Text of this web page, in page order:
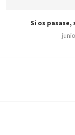
Si os pasase,